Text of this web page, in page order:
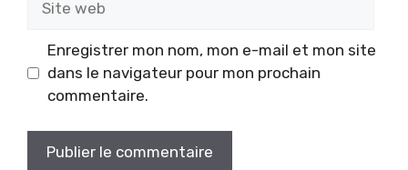
Enregistrer mon nom, mon e-mail et mon site
dans le navigateur pour mon prochain
commentaire.